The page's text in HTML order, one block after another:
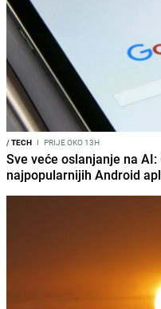
/TECH I PRIJE OKO 13H
Sve veće oslanjanje na
najpopularnijih Android